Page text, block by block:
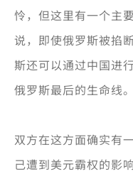
怜，但这里有一个主
说，即使俄罗斯被掐
斯还可以通过中国进
俄罗斯最后的生命线。
双方在这方面确实有
己遭到美元霸权的影